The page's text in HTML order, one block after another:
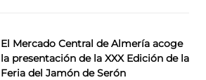
El Mercado Central de Almería acoge
la presentación de la XXX Edición de la
Feria del Jamón de Serón